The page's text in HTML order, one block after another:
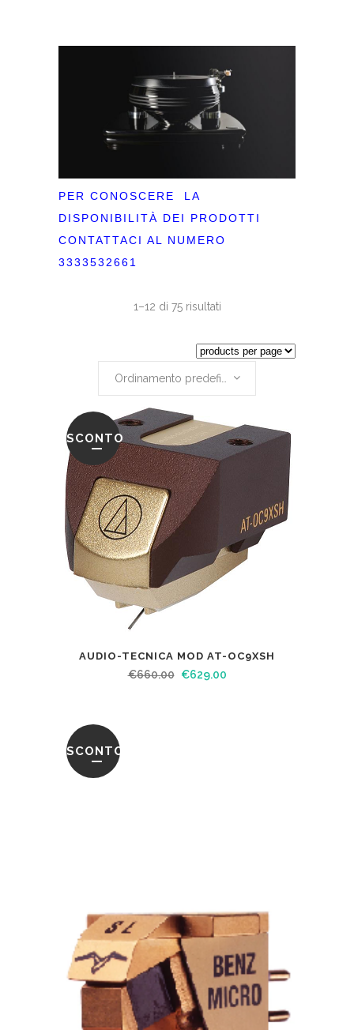
PER CONOSCERE LA
DISPONIBILITÀ DEI PRODOTTI
CONTATTACI AL NUMERO
3333532661
1–12 di 75 risultati
Ordinamento predefinito
SCONTO
AUDIO-TECNICA MOD AT-OC9XSH
€660.00 €629.00
SCONTO